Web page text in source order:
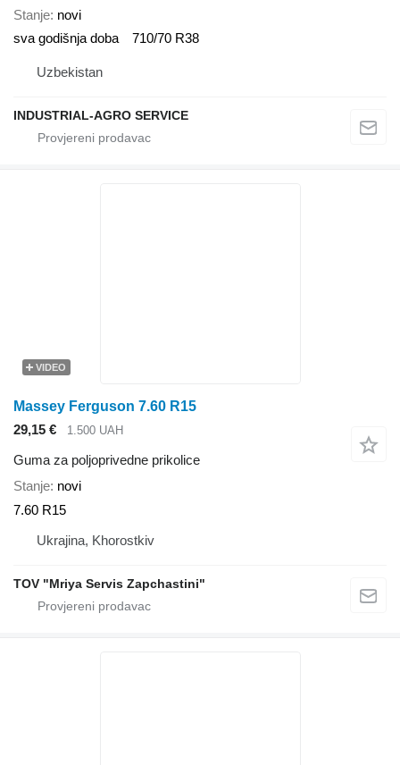
Stanje novi
sva godišnja doba
710/70 R38
Uzbekistan
INDUSTRIAL-AGRO SERVICE
VIDEO
Massey Ferguson 7.60 R15
29,15 €
1.500 UAH
Guma za poljoprivedne prikolice
Stanje novi
7.60 R15
Ukrajina, Khorostkiv
TOV "Mriya Servis Zapchastini"